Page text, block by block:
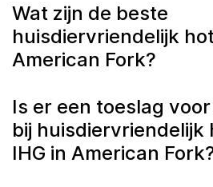
Wat zijn de beste
huisdiervriendelijk
American Fork?
Is er een toeslag
bij huisdiervriendelijk
IHG in American